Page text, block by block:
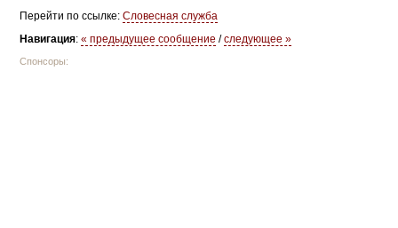
Перейти по ссылке: Словесная служба
Навигация: « предыдущее сообщение /следующее »
Спонсоры: